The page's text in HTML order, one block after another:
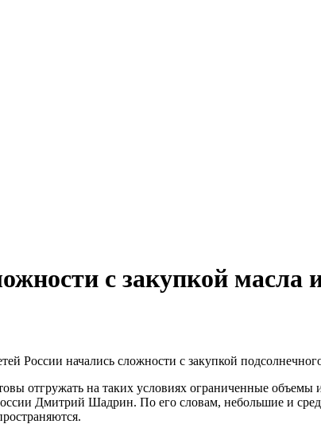
с закупкой масла
России начались сложности с закупкой
отгружать на таких условиях ограниченные
Дмитрий Шадрин. По его словам, небольшие и